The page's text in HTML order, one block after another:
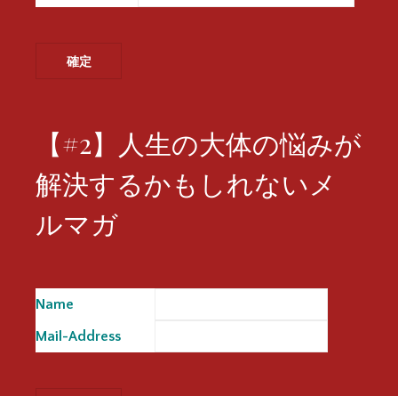
【#2】人生の大体の悩みが
解決するかもしれないメ
ルマガ
Name
Mail-Address